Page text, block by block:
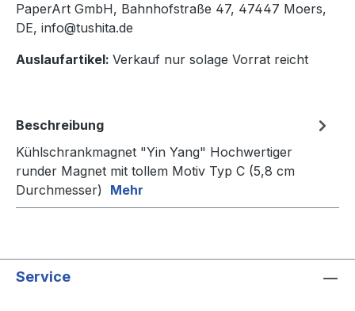
PaperArt GmbH, Bahnhofstraße 47, 47447 Moers,
DE, info@tushita.de
Auslaufartikel: Verkauf nur solage Vorrat reicht
Beschreibung
Kühlschrankmagnet "Yin Yang" Hochwertiger
runder Magnet mit tollem Motiv Typ C (5,8 cm
Durchmesser) Mehr
Service